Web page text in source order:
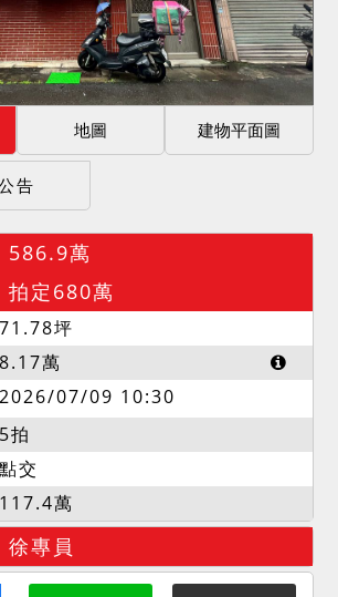
地圖 建物平面圖
告
586.9萬
拍定680萬
71.78坪
8.17萬
2026/07/09 10:30
5拍
點交
117.4萬
徐專員